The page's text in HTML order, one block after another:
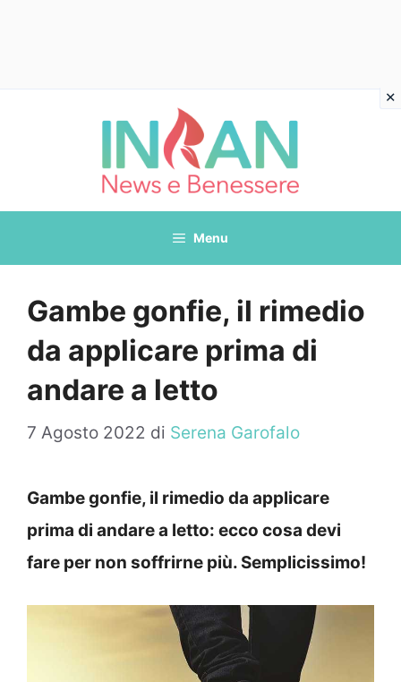
Menu
Gambe gonfie, il rimedio
da applicare prima di
andare a letto
7 Agosto 2022 di Serena Garofalo
Gambe gonfie, il rimedio da applicare
prima di andare a letto: ecco cosa devi
fare per non soffrirne più. Semplicissimo!